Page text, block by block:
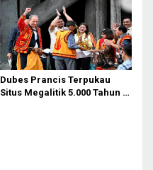
Dubes Prancis Terpukau
Situs Megalitik 5.000 Tahun di